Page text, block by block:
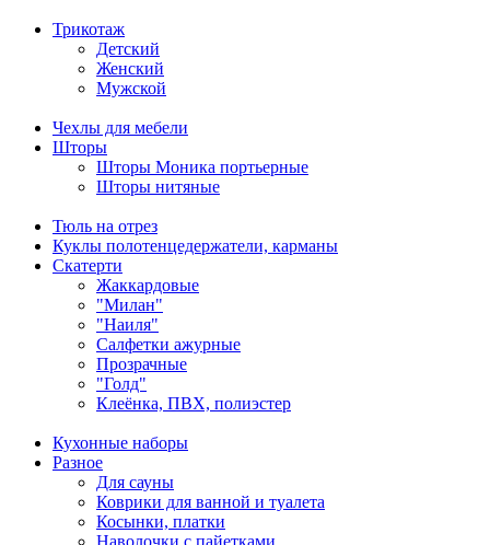
Трикотаж
Детский
Женский
Мужской
Чехлы для мебели
Шторы
Шторы Моника портьерные
Шторы нитяные
Тюль на отрез
Куклы полотенцедержатели, карманы
Скатерти
Жаккардовые
"Милан"
"Наиля"
Салфетки ажурные
Прозрачные
"Голд"
Клеёнка, ПВХ, полиэстер
Кухонные наборы
Разное
Для сауны
Коврики для ванной и туалета
Косынки, платки
Наволочки с пайетками